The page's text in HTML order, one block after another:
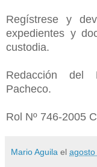
Regístrese y
expedientes y
custodia.
Redacción del
Pacheco.
Rol Nº 746-2005
Mario Aguila el agosto